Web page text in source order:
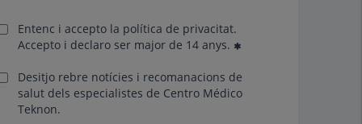
Entenc i accepto la política de privacitat.
Accepto i declaro ser major de 14 anys.
Desitjo rebre notícies i recomanacions de
salut dels especialistes de Centro Médico
Teknon.